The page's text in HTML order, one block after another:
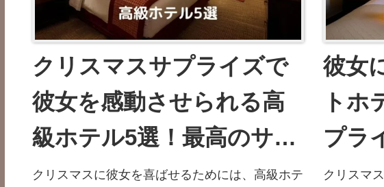
クリスマスサプライズで
彼女を感動させられる高
級ホテル5選！最高のサー
ビスで記念の連泊ステイ
クリスマスに彼女を喜ばせるためには、高級ホテ
彼女
トホ
プラ
ラン
クリスマ